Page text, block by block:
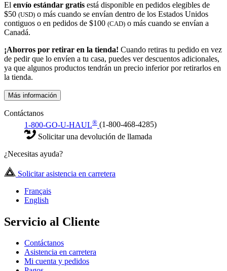
El envío estándar gratis está disponible en pedidos elegibles de
$50 (USD) o más cuando se envían dentro de los Estados Unidos
contiguos o en pedidos de $100 (CAD) o más cuando se envían a
Canadá.
¡Ahorros por retirar en la tienda! Cuando retiras tu pedido en vez
de pedir que lo envíen a tu casa, puedes ver descuentos adicionales,
ya que algunos productos tendrán un precio inferior por retirarlos en
la tienda.
Más información
Contáctanos
1-800-GO-U-HAUL® (1-800-468-4285)
Solicitar una devolución de llamada
¿Necesitas ayuda?
Solicitar asistencia en carretera
Français
English
Servicio al Cliente
Contáctanos
Asistencia en carretera
Mi cuenta y pedidos